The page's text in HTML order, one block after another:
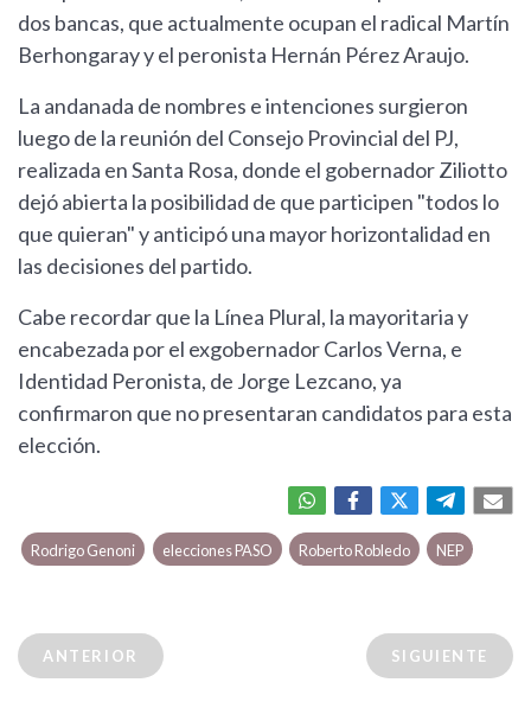
dos bancas, que actualmente ocupan el radical Martín
Berhongaray y el peronista Hernán Pérez Araujo.
La andanada de nombres e intenciones surgieron
luego de la reunión del Consejo Provincial del PJ,
realizada en Santa Rosa, donde el gobernador Ziliotto
dejó abierta la posibilidad de que participen "todos lo
que quieran" y anticipó una mayor horizontalidad en
las decisiones del partido.
Cabe recordar que la Línea Plural, la mayoritaria y
encabezada por el exgobernador Carlos Verna, e
Identidad Peronista, de Jorge Lezcano, ya
confirmaron que no presentaran candidatos para esta
elección.
Rodrigo Genoni elecciones PASO Roberto Robledo NEP
ANTERIOR SIGUIENTE